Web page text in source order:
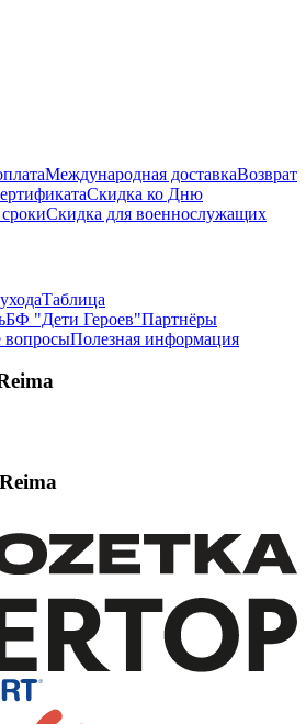
Международная доставкаВозврат
Скидка ко Дню
Скидка для военнослужащих
Таблица
БФ "Дети Героев"Партнёры
вопросыПолезная информация